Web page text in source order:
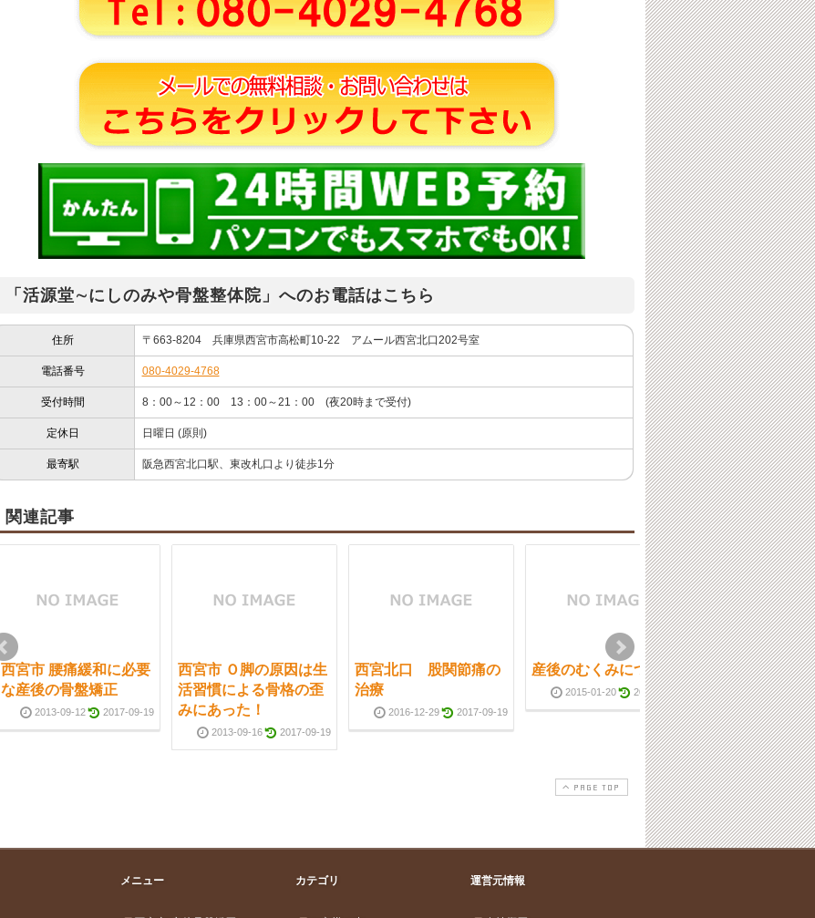
「活源堂∼にしのみや骨盤整体院」へのお電話はこちら
住所 〒663-8204 兵庫県西宮市高松町10-22 アムール西宮北口202号室
電話番号 080-4029-4768
受付時間 8：00～12：00 13：00～21：00 (夜20時まで受付)
定休日 日曜日 (原則)
最寄駅 阪急西宮北口駅、東改札口より徒歩1分
関連記事
西宮市 腰痛緩和に必要
な産後の骨盤矯正
2013-09-12 2017-09-19
西宮市 Ｏ脚の原因は生
活習慣による骨格の歪
みにあった！
2013-09-16 2017-09-19
西宮北口 股関節痛の
治療
2016-12-29 2017-09-19
産後のむくみについて
2015-01-20 2017-09-19
西宮市 O脚は
だけでなく健康
題の原因にもな
2014-01-21
PAGE TOP
メニュー カテゴリ 運営元情報